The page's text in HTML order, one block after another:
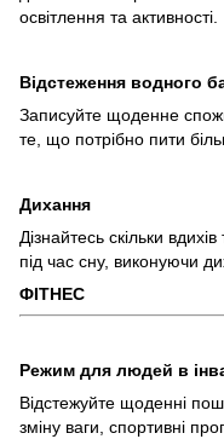
освітлення та активності.
Відстеження водного
Записуйте щоденне
те, що потрібно пити
Дихання
Дізнайтесь скільки
під час сну, виконуючи
ФІТНЕС
Режим для людей в
Відстежуйте щоденні
зміну ваги, спортивні